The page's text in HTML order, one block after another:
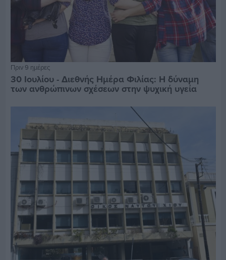
Πριν 9 ημέρες
30 Ιουλίου - Διεθνής Ημέρα Φιλίας: Η δύναμη
των ανθρώπινων σχέσεων στην ψυχική υγεία